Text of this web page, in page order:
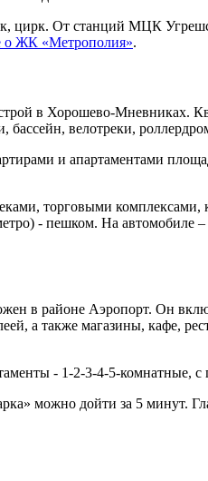
цирк. От станций МЦК
о ЖК «Метрополия».
в Хорошево-Мневниках.
бассейн, велотреки,
и апартаментами
торговыми
- пешком. На автомобиле –
в районе Аэропорт. Он
а также магазины, кафе,
- 1-2-3-4-5-комнатные, с
можно дойти за 5 минут.